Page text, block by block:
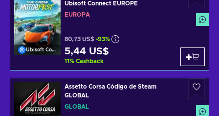
Ubisoft Connect
Ubisoft Connect EUROPE
EUROPA
80,73 US$ -93%
5,44 US$
11% Cashback
Assetto Corsa Código de Steam
GLOBAL
GLOBAL